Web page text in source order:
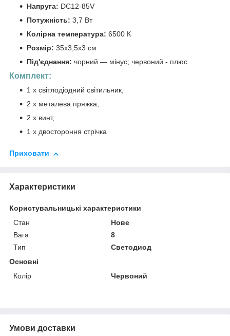
Напруга: DC12-85V
Потужність: 3,7 Вт
Колірна температура: 6500 К
Розмір: 35x3,5x3 см
Під'єднання: чорний — мінус; червоний - плюс
Комплект:
1 х світлодіодний світильник,
2 х металева пряжка,
2 х винт,
1 х двостороння стрічка
Приховати
Характеристики
Користувальницькі характеристики
Стан
Нове
Вага
8
Тип
Светодиод
Основні
Колір
Червоний
Умови доставки